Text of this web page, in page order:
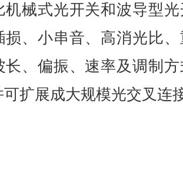
机械式光开关和波导型
损、小串音、高消光比
长、偏振、速率及调制
扩展成大规模光交叉连